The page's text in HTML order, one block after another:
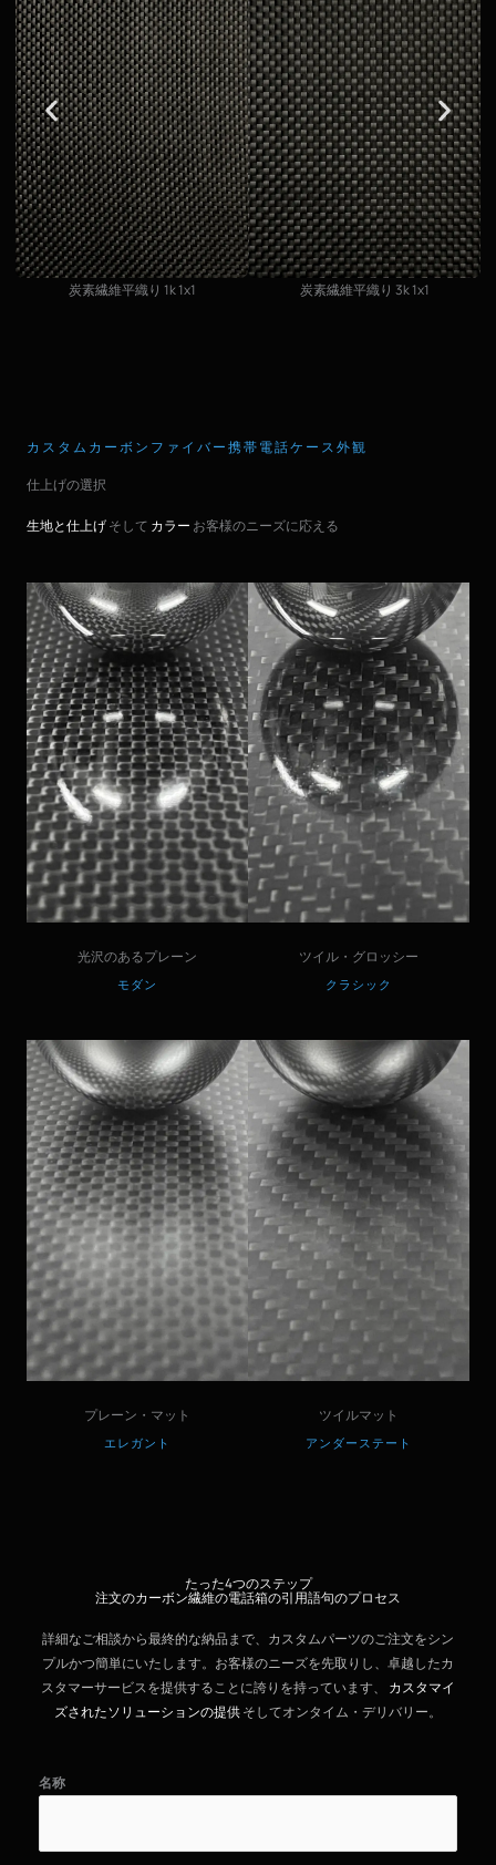
炭素繊維平織り 1k 1x1 炭素繊維平織り 3k 1x1
カスタムカーボンファイバー携帯電話ケース外観
仕上げの選択
生地と仕上げそして カラー お客様のニーズに応える
光沢のあるプレーン
モダン
ツイル・グロッシー
クラシック
プレーン・マット
エレガント
ツイルマット
アンダーステート
たった4つのステップ
注文のカーボン繊維の電話箱の引用語句のプロセス
詳細なご相談から最終的な納品まで、カスタムパーツのご注文をシン
プルかつ簡単にいたします。お客様のニーズを先取りし、卓越したカ
スタマーサービスを提供することに誇りを持っています、 カスタマイ
ズされたソリューションの提供そしてオンタイム・デリバリー。
名称